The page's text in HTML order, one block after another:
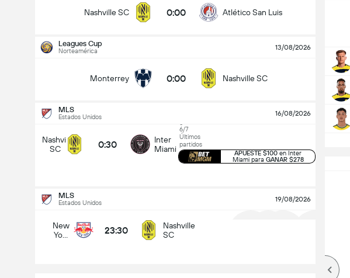
Nashville SC 0:00 Atlético San Luis
Leagues Cup
Norteamérica 13/08/2026
Monterrey 0:00 Nashville SC
MLS
Estados Unidos 16/08/2026
Nashville
SC
0:30
Inter
Miami
6/7
Últimos
partidos
APUESTE $100 en Inter
Miami para GANAR $278
MLS
Estados Unidos 19/08/2026
New
York
23:30
Nashville
SC
¿Quién va a ganar?